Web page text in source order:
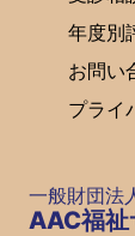
年度別
お問い
プライ
一般財団法
AAC福祉